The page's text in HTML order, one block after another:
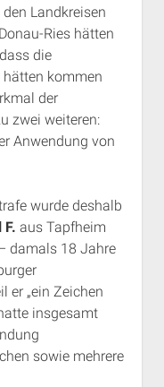
Landkreisen
Ries hätten
die
hätten kommen
der
zwei weiteren:
Anwendung von
wurde deshalb
F. aus Tapfheim
damals 18 Jahre
er „ein Zeichen
insgesamt
sowie mehrere